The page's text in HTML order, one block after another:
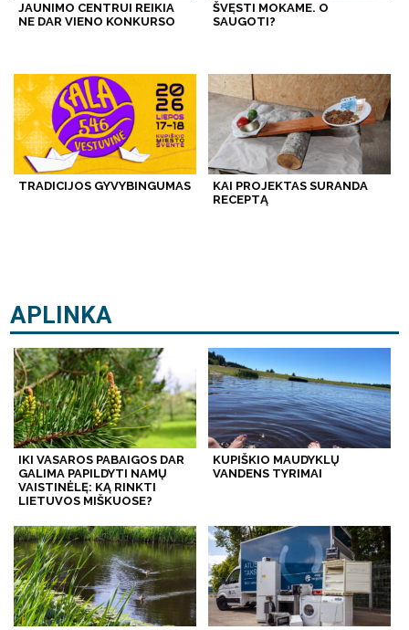
JAUNIMO CENTRUI REIKIA
NE DAR VIENO KONKURSO
ŠVĘSTI MOKAME. O
SAUGOTI?
TRADICIJOS GYVYBINGUMAS
KAI PROJEKTAS SURANDA
RECEPTĄ
APLINKA
IKI VASAROS PABAIGOS DAR
GALIMA PAPILDYTI NAMŲ
VAISTINĖLĘ: KĄ RINKTI
LIETUVOS MIŠKUOSE?
KUPIŠKIO MAUDYKLŲ
VANDENS TYRIMAI